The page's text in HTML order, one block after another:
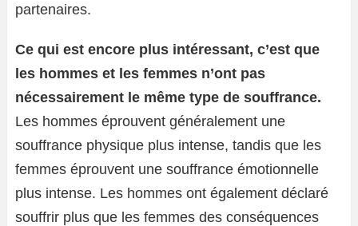
partenaires.
Ce qui est encore plus intéressant, c’est que
les hommes et les femmes n’ont pas
nécessairement le même type de souffrance.
Les hommes éprouvent généralement une
souffrance physique plus intense, tandis que les
femmes éprouvent une souffrance émotionnelle
plus intense. Les hommes ont également déclaré
souffrir plus que les femmes des conséquences